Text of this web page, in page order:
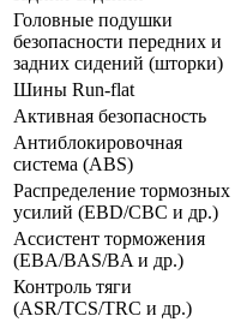
Головные подушки
безопасности передних и
задних сидений (шторки)
Шины Run-flat
Активная безопасность
Антиблокировочная
система (ABS)
Распределение тормозных
усилий (EBD/CBC и др.)
Ассистент торможения
(EBA/BAS/BA и др.)
Контроль тяги
(ASR/TCS/TRC и др.)